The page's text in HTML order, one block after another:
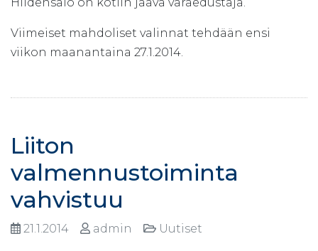
Viimeiset mahdoliset valinnat tehdään ensi
viikon maanantaina 27.1.2014.
Liiton
valmennustoiminta
vahvistuu
21.1.2014 admin Uutiset